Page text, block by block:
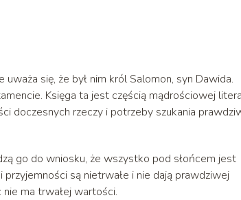
się, że był nim król Salomon, syn Dawida.
Księga ta jest częścią mądrościowej
doczesnych rzeczy i potrzeby szukania
go do wniosku, że wszystko pod słońcem jest
są nietrwałe i nie dają prawdziwej
ma trwałej wartości.